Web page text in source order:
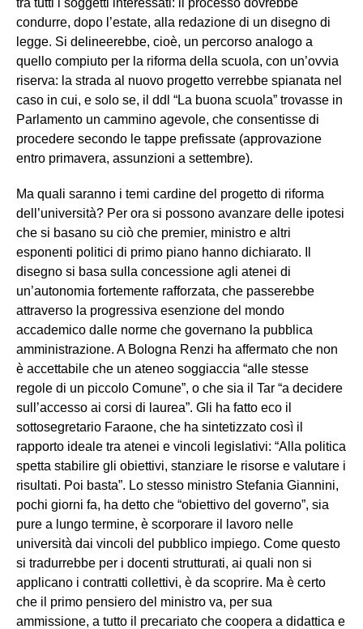
condurre, dopo l’estate, alla redazione di un disegno di
legge. Si delineerebbe, cioè, un percorso analogo a
quello compiuto per la riforma della scuola, con un’ovvia
riserva: la strada al nuovo progetto verrebbe spianata nel
caso in cui, e solo se, il ddl “La buona scuola” trovasse in
Parlamento un cammino agevole, che consentisse di
procedere secondo le tappe prefissate (approvazione
entro primavera, assunzioni a settembre).
Ma quali saranno i temi cardine del progetto di riforma
dell’università? Per ora si possono avanzare delle ipotesi
che si basano su ciò che premier, ministro e altri
esponenti politici di primo piano hanno dichiarato. Il
disegno si basa sulla concessione agli atenei di
un’autonomia fortemente rafforzata, che passerebbe
attraverso la progressiva esenzione del mondo
accademico dalle norme che governano la pubblica
amministrazione. A Bologna Renzi ha affermato che non
è accettabile che un ateneo soggiaccia “alle stesse
regole di un piccolo Comune”, o che sia il Tar “a decidere
sull’accesso ai corsi di laurea”. Gli ha fatto eco il
sottosegretario Faraone, che ha sintetizzato così il
rapporto ideale tra atenei e vincoli legislativi: “Alla politica
spetta stabilire gli obiettivi, stanziare le risorse e valutare i
risultati. Poi basta”. Lo stesso ministro Stefania Giannini,
pochi giorni fa, ha detto che “obiettivo del governo”, sia
pure a lungo termine, è scorporare il lavoro nelle
università dai vincoli del pubblico impiego. Come questo
si tradurrebbe per i docenti strutturati, ai quali non si
applicano i contratti collettivi, è da scoprire. Ma è certo
che il primo pensiero del ministro va, per sua
ammissione, a tutto il precariato che coopera a didattica e